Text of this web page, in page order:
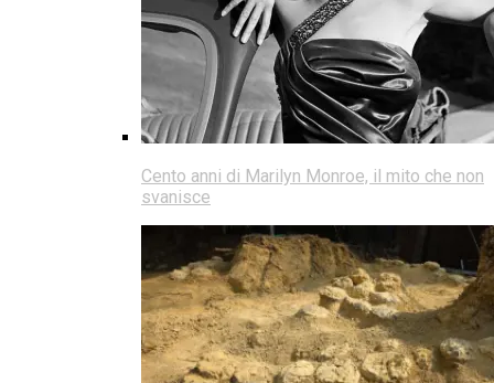
Cento anni di Marilyn Monroe, il mito che non
svanisce